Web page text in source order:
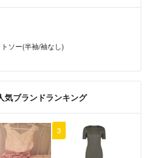
ソー(半袖/袖なし)
気ブランドランキング
3